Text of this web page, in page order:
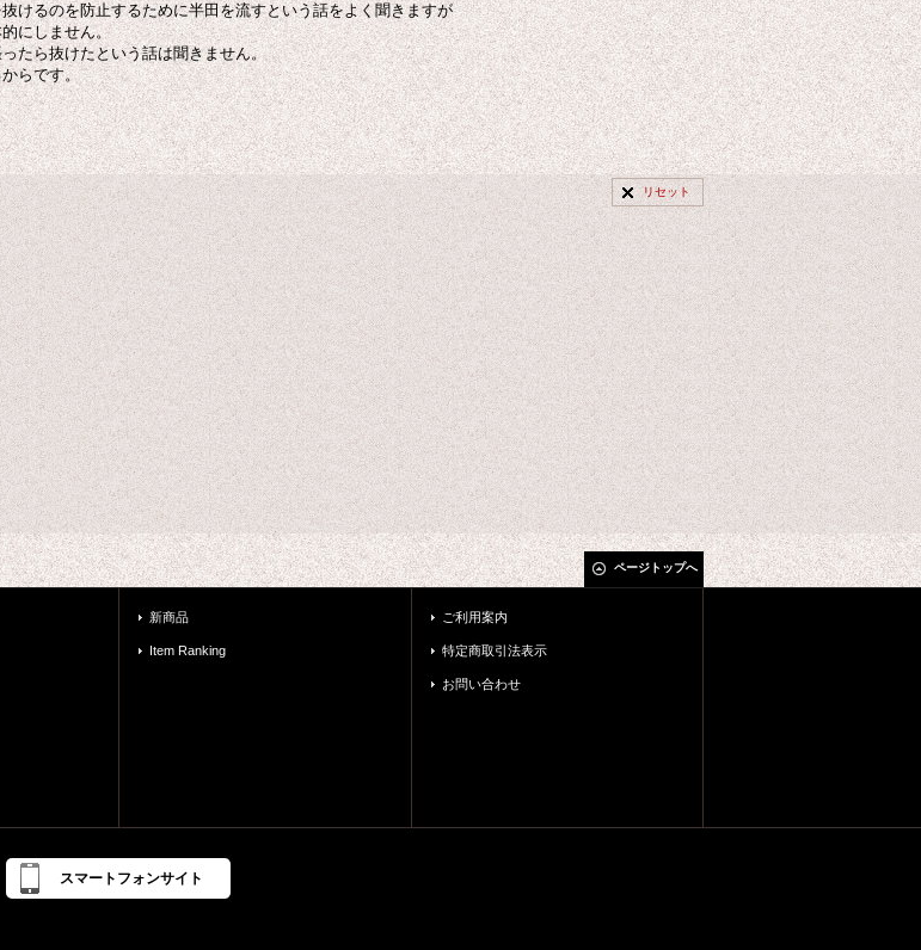
けるのを防止するために半田を流すという話をよく聞きますが
にしません。
たら抜けたという話は聞きません。
らです。
リセット
ページトップへ
新商品
Item Ranking
ご利用案内
特定商取引法表示
お問い合わせ
スマートフォンサイト